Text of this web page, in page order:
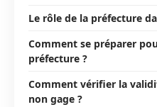
Le rôle de la préfecture
Comment se préparer
préfecture ?
Comment vérifier la
non gage ?